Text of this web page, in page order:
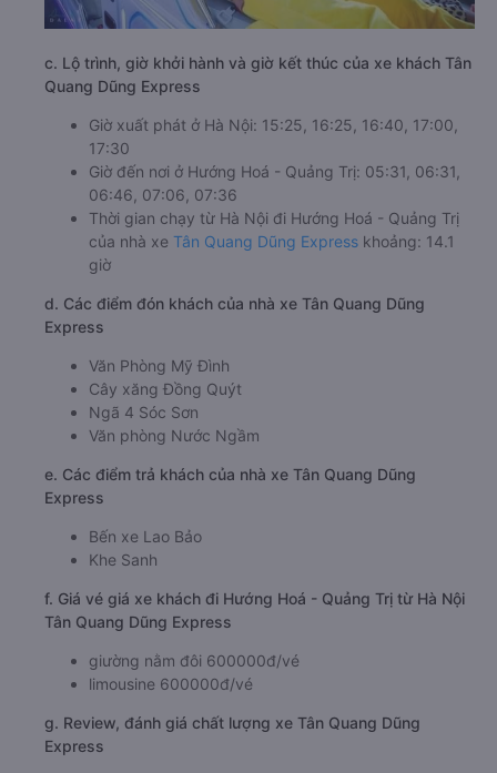
c. Lộ trình, giờ khởi hành và giờ kết thúc của xe khách Tân
Quang Dũng Express
Giờ xuất phát ở Hà Nội: 15:25, 16:25, 16:40, 17:00,
17:30
Giờ đến nơi ở Hướng Hoá - Quảng Trị: 05:31, 06:31,
06:46, 07:06, 07:36
Thời gian chạy từ Hà Nội đi Hướng Hoá - Quảng Trị
của nhà xe Tân Quang Dũng Express khoảng: 14.1
giờ
d. Các điểm đón khách của nhà xe Tân Quang Dũng
Express
Văn Phòng Mỹ Đình
Cây xăng Đồng Quýt
Ngã 4 Sóc Sơn
Văn phòng Nước Ngầm
e. Các điểm trả khách của nhà xe Tân Quang Dũng
Express
Bến xe Lao Bảo
Khe Sanh
f. Giá vé giá xe khách đi Hướng Hoá - Quảng Trị từ Hà Nội
Tân Quang Dũng Express
giường nằm đôi 600000đ/vé
limousine 600000đ/vé
g. Review, đánh giá chất lượng xe Tân Quang Dũng
Express